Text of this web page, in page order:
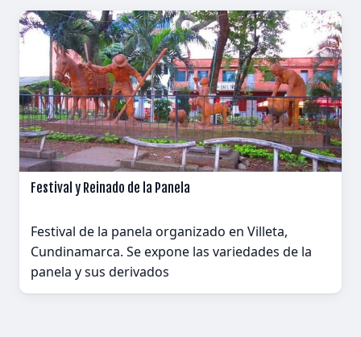
Festival y Reinado de la Panela
Festival de la panela organizado en Villeta,
Cundinamarca. Se expone las variedades de la
panela y sus derivados